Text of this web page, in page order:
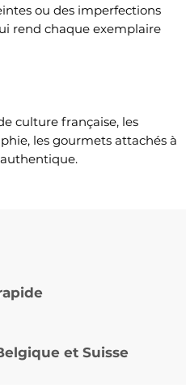
ou des imperfections
rend chaque exemplaire
culture française, les
les gourmets attachés à
et Suisse